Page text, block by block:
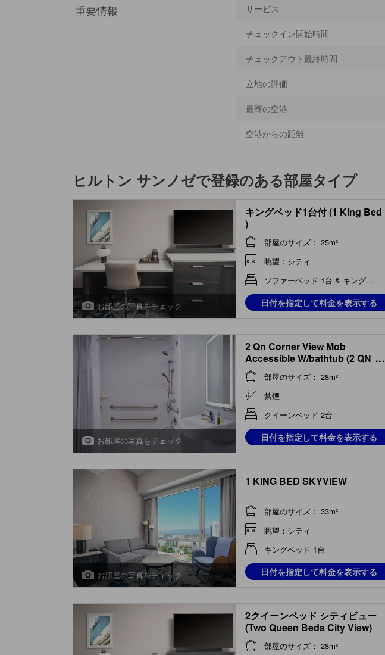
重要情報 サービス
チェックイン開始時間
チェックアウト最終時間
立地の評価
最寄の空港
空港からの距離
ヒルトン サンノゼで登録のある部屋タイプ
お部屋の写真をチェック
キングベッド1台付 (1 King Bed
)
部屋のサイズ： 25m²
眺望：シティ
ソファーベッド 1台 & キングベッド 1台
日付を指定して料金を表示する
お部屋の写真をチェック
2 Qn Corner View Mob
Accessible W/bathtub (2 QN
CORNER VIEW MOB
ACCESSIBLE W/BATHTUB)
...
部屋のサイズ： 28m²
禁煙
クイーンベッド 2台
日付を指定して料金を表示する
お部屋の写真をチェック
1 KING BED SKYVIEW
部屋のサイズ： 33m²
眺望：シティ
キングベッド 1台
日付を指定して料金を表示する
2クイーンベッド シティビュー
(Two Queen Beds City View)
部屋のサイズ： 28m²